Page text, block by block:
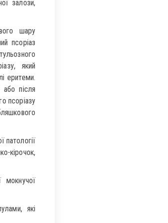
залози,
шару
псоріаз
який
еритеми.
або після
псоріазу
патології
кірочок,
мокнучої
які